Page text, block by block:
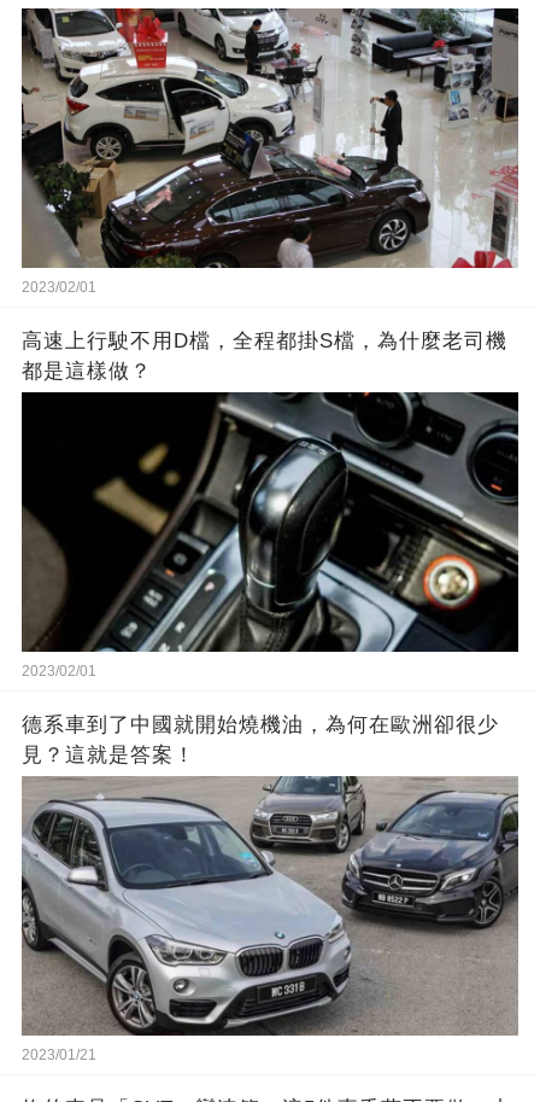
2023/02/01
高速上行駛不用D檔，全程都掛S檔，為什麼老司機
都是這樣做？
2023/02/01
德系車到了中國就開始燒機油，為何在歐洲卻很少
見？這就是答案！
2023/01/21